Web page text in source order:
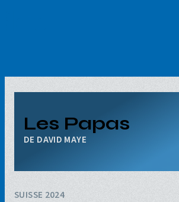
Les Papas
DAVID MAYE
SUISSE 2024